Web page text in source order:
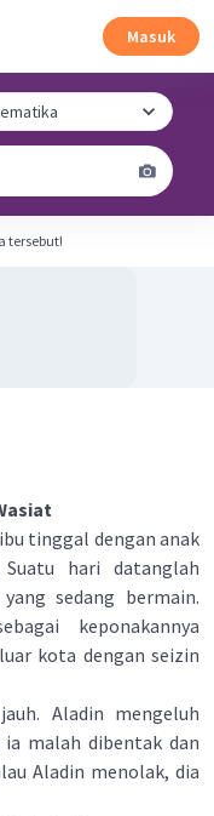
Masuk
tersebut!
tinggal dengan anak
hari datanglah
sedang bermain.
keponakannya
kota dengan seizin
Aladin mengeluh
ia malah dibentak dan
Aladin menolak, dia